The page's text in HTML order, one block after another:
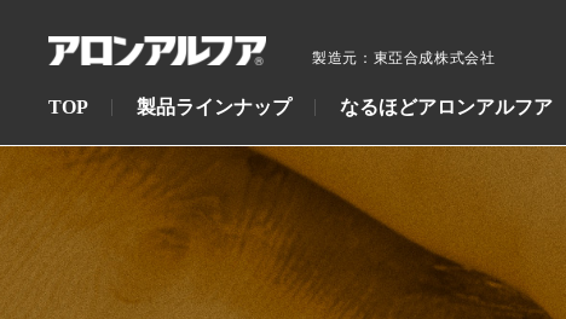
製造元：東亞合成株式会社
TOP 製品ラインナップ なるほどアロンアルフア